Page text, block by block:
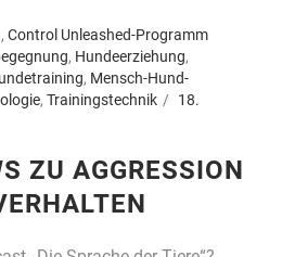
, Control Unleashed-Programm
, Hundeerziehung,
, Mensch-Hund-
, Trainingstechnik
18.
ZU AGGRESSION